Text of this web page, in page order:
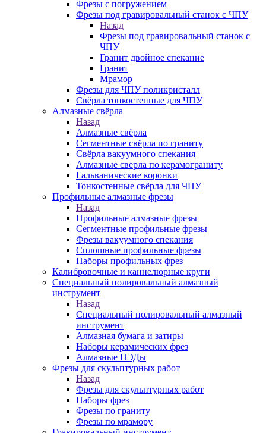
Фрезы с погружением
Фрезы под гравировальный станок с ЧПУ
Назад
Фрезы под гравировальный станок с
ЧПУ
Гранит двойное спекание
Гранит
Мрамор
Фрезы для ЧПУ поликристалл
Свёрла тонкостенные для ЧПУ
Алмазные свёрла
Назад
Алмазные свёрла
Сегментные свёрла по граниту
Свёрла вакуумного спекания
Алмазные сверла по керамограниту
Гальванические коронки
Тонкостенные свёрла для ЧПУ
Профильные алмазные фрезы
Назад
Профильные алмазные фрезы
Сегментные профильные фрезы
Фрезы вакуумного спекания
Сплошные профильные фрезы
Наборы профильных фрез
Калибровочные и каннелюрные круги
Специальный полировальный алмазный
инструмент
Назад
Специальный полировальный алмазный
инструмент
Алмазная бумага и затиры
Наборы керамических фрез
Алмазные ПЭДы
Фрезы для скульптурных работ
Назад
Фрезы для скульптурных работ
Наборы фрез
Фрезы по граниту
Фрезы по мрамору